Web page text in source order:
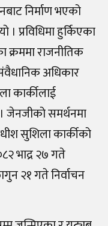
निर्माण भएको
प्रविधिमा हुर्किएका
राजनीतिक
संवैधानिक अधिकार
कार्कीलाई
जेनजीको समर्थनमा
सुशिला कार्कीको
भाद्र २७ गते
२१ गते निर्वाचन